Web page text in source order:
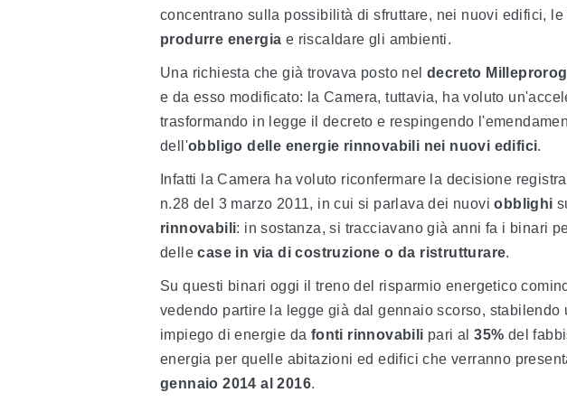
concentrano sulla possibilità di sfruttare, nei nuovi edifici, le
produrre energia e riscaldare gli ambienti.
Una richiesta che già trovava posto nel decreto
e da esso modificato: la Camera, tuttavia, ha voluto
trasformando in legge il decreto e respingendo
dell'obbligo delle energie rinnovabili nei nuovi edifici.
Infatti la Camera ha voluto riconfermare la decisione
n.28 del 3 marzo 2011, in cui si parlava dei nuoviobblighi
rinnovabili: in sostanza, si tracciavano già anni fa i binari
dellecase in via di costruzione o da ristrutturare.
Su questi binari oggi il treno del risparmio energetico
vedendo partire la legge già dal gennaio scorso, stabilendo
impiego di energie da fonti rinnovabili pari al35% del
energia per quelle abitazioni ed edifici che verranno
gennaio 2014 al 2016.